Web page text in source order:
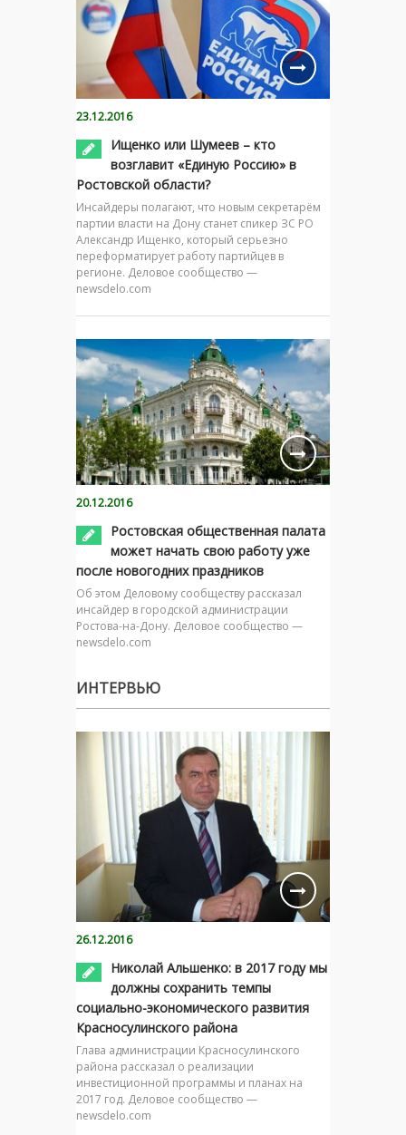
23.12.2016
Ищенко или Шумеев – кто
возглавит «Единую Россию» в
Ростовской области?
Инсайдеры полагают, что новым секретарём
партии власти на Дону станет спикер ЗС РО
Александр Ищенко, который серьезно
переформатирует работу партийцев в
регионе. Деловое сообщество —
newsdelo.com
20.12.2016
Ростовская общественная палата
может начать свою работу уже
после новогодних праздников
Об этом Деловому сообществу рассказал
инсайдер в городской администрации
Ростова-на-Дону. Деловое сообщество —
newsdelo.com
ИНТЕРВЬЮ
26.12.2016
Николай Альшенко: в 2017 году мы
должны сохранить темпы
социально-экономического развития
Красносулинского района
Глава администрации Красносулинского
района рассказал о реализации
инвестиционной программы и планах на
2017 год. Деловое сообщество —
newsdelo.com